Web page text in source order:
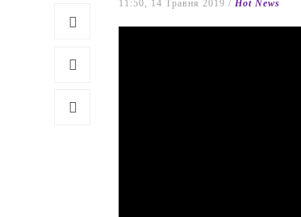
11:50, 14 Травня 2019 /Hot News